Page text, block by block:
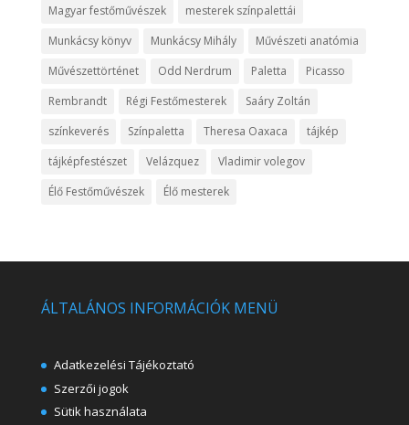
Magyar festőművészek
mesterek színpalettái
Munkácsy könyv
Munkácsy Mihály
Művészeti anatómia
Művészettörténet
Odd Nerdrum Paletta
Picasso
Rembrandt
Régi Festőmesterek
Saáry Zoltán
színkeverés
Színpaletta Theresa Oaxaca
tájkép
tájképfestészet
Velázquez
Vladimir volegov
Élő Festőművészek
Élő mesterek
ÁLTALÁNOS INFORMÁCIÓK MENÜ
Adatkezelési Tájékoztató
Szerzői jogok
Sütik használata